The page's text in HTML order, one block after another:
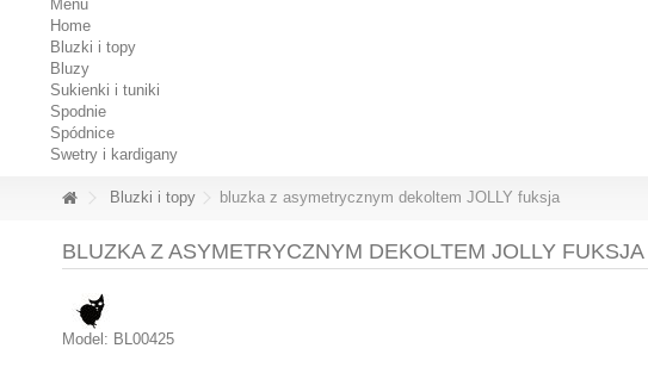
Menu
Home
Bluzki i topy
Bluzy
Sukienki i tuniki
Spodnie
Spódnice
Swetry i kardigany
Bluzki i topy bluzka z asymetrycznym dekoltem JOLLY fuksja
BLUZKA Z ASYMETRYCZNYM DEKOLTEM JOLLY FUKSJA
Model: BL00425